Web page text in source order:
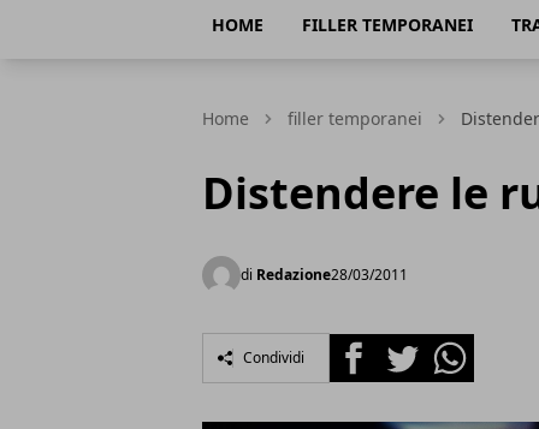
HOME FILLER TEMPORANEI
Home filler temporanei
Distendere le
di Redazione28/03/2011
Condividi FacebookTwitterWhatsapp